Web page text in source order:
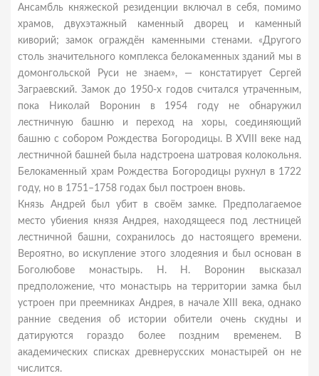
Ансамбль княжеской резиденции включал в себя, помимо
храмов, двухэтажный каменный дворец и каменный
киворий; замок ограждён каменными стенами. «Другого
столь значительного комплекса белокаменных зданий мы в
домонгольской Руси не знаем», — констатирует Сергей
Заграевский. Замок до 1950-х годов считался утраченным,
пока Николай Воронин в 1954 году не обнаружил
лестничную башню и переход на хоры, соединяющий
башню с собором Рождества Богородицы. В XVIII веке над
лестничной башней была надстроена шатровая колокольня.
Белокаменный храм Рождества Богородицы рухнул в 1722
году, но в 1751–1758 годах был построен вновь.
Князь Андрей был убит в своём замке. Предполагаемое
место убиения князя Андрея, находящееся под лестницей
лестничной башни, сохранилось до настоящего времени.
Вероятно, во искупление этого злодеяния и был основан в
Боголюбове монастырь. Н. Н. Воронин высказал
предположение, что монастырь на территории замка был
устроен при преемниках Андрея, в начале XIII века, однако
ранние сведения об истории обители очень скудны и
датируются гораздо более поздним временем. В
академических списках древнерусских монастырей он не
числится.